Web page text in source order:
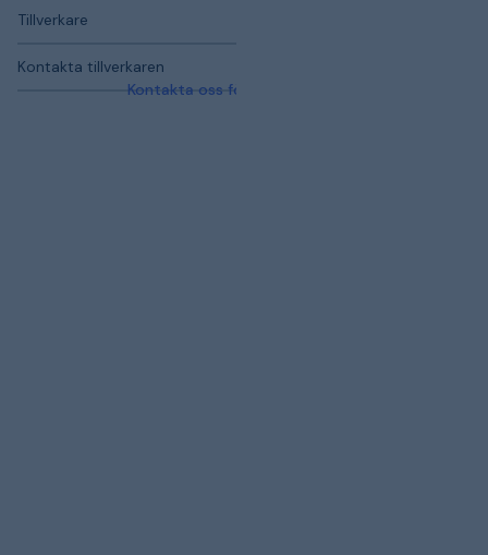
Tillverkare
Kontakta tillverkaren
Kontakta oss för mer information